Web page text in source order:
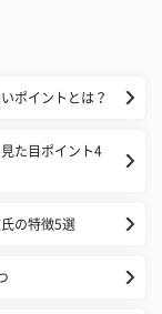
ポイントとは？
た目ポイント4
の特徴5選